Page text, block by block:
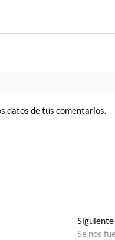
datos de tus comentarios.
Siguiente
Se nos